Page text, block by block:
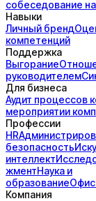
собеседование
Навыки
Личный бренд
компетенций
Поддержка
Выгорание
руководителем
Для бизнеса
Аудит процессов
мероприятии
Профессии
HR
безопасность
интеллект
жментНаука и
образованиеОфис
Компания